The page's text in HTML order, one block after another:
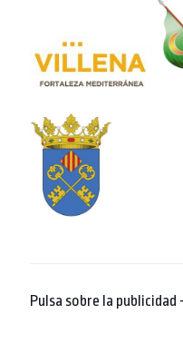
Pulsa sobre la publicidad